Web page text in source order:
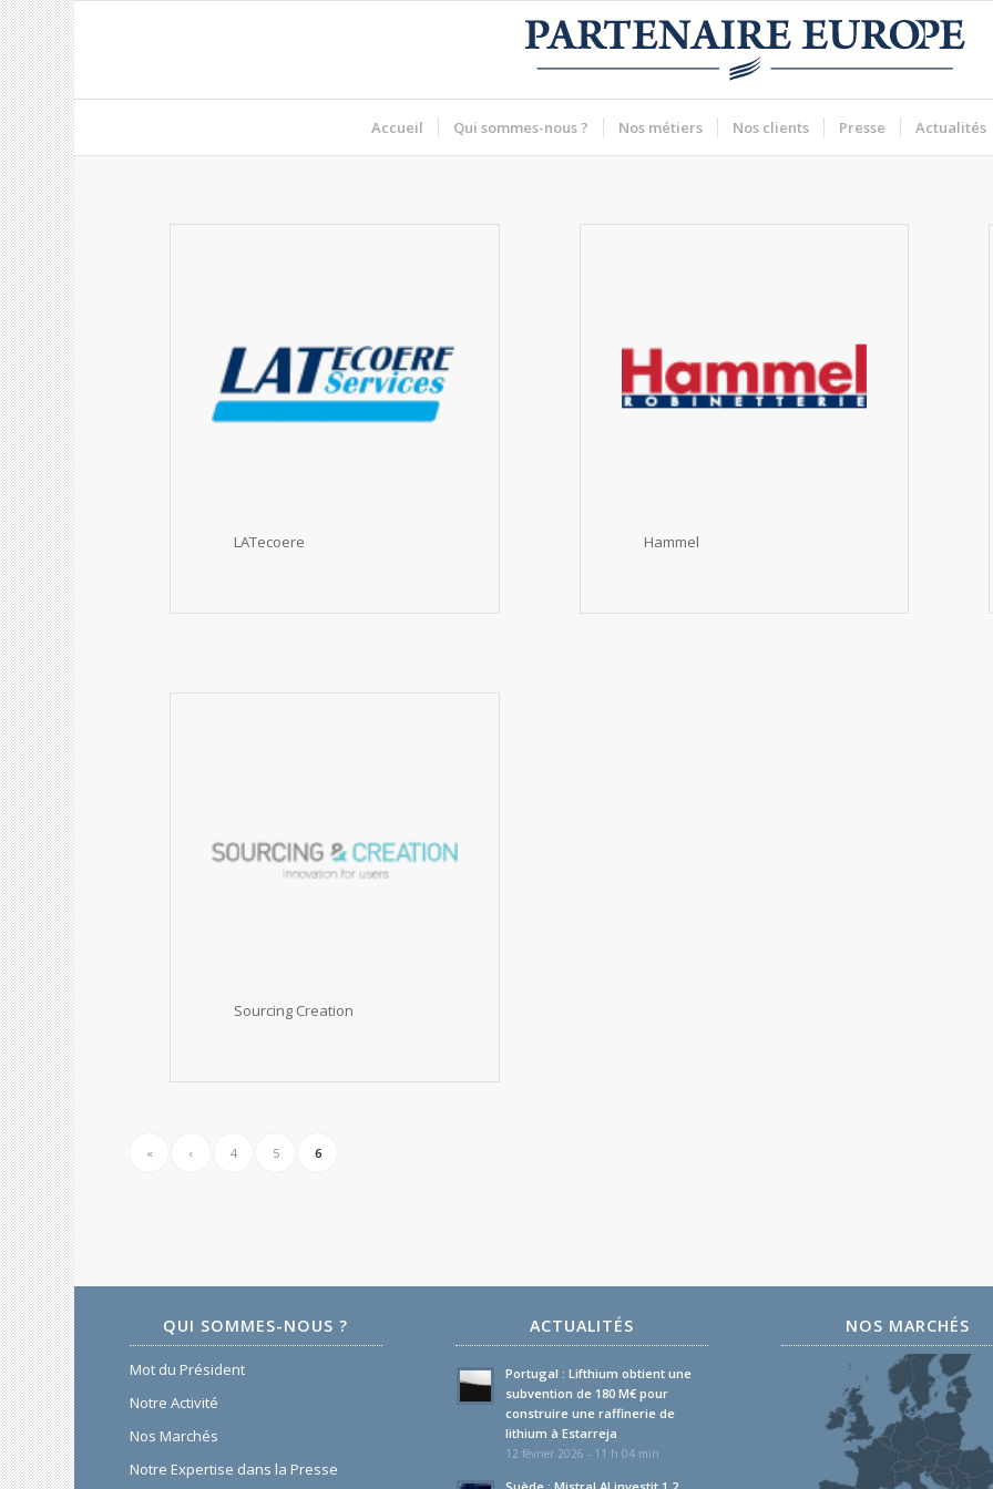
Accueil Qui sommes-nous ? Nos métiers Nos clients Presse Actualités
LATecoere Hammel
Sourcing Creation
« ‹ 4 5 6
QUI SOMMES-NOUS ?
Mot du Président
Notre Activité
Nos Marchés
Notre Expertise dans la Presse
ACTUALITÉS
Portugal : Lifthium obtient une
subvention de 180 M€ pour
construire une raffinerie de
lithium à Estarreja
12 février 2026 - 11 h 04 min
NOS MARCHÉS